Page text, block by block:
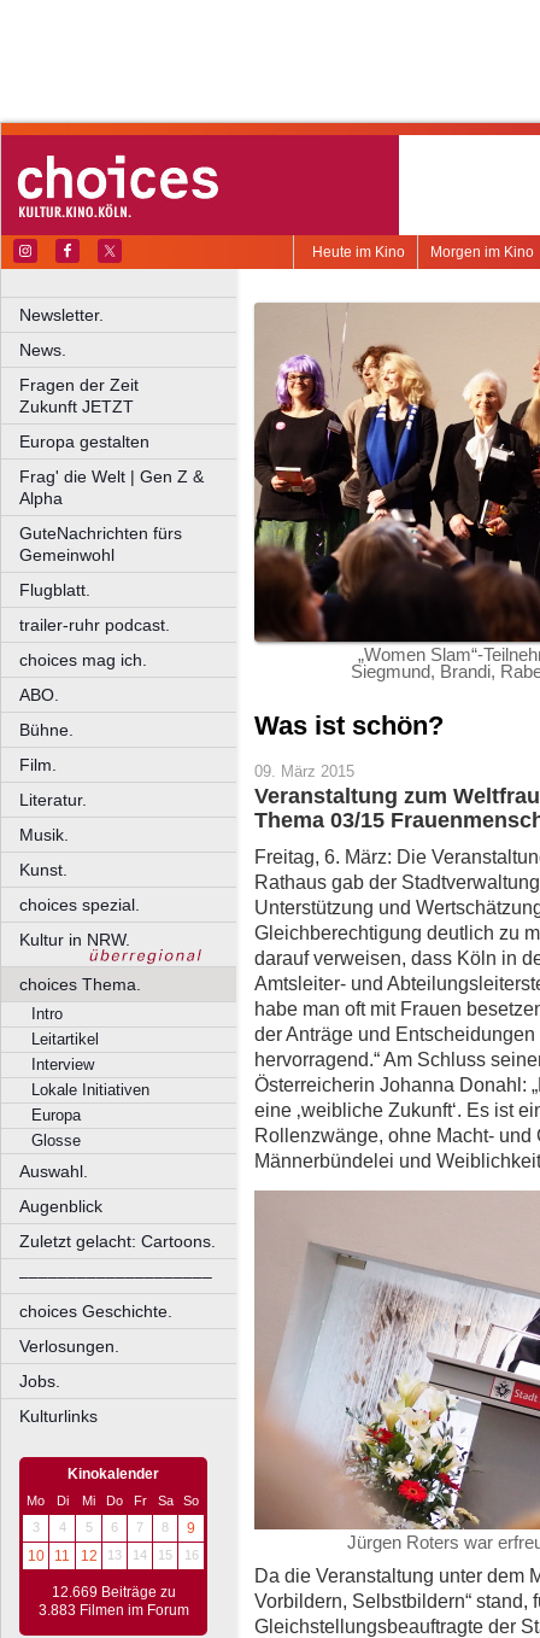
Morgen im Kino
Heute im Kino
Newsletter.
News.
Fragen der Zeit
Zukunft JETZT
Europa gestalten
Frag' die Welt | Gen Z &
Alpha
GuteNachrichten fürs
Gemeinwohl
Flugblatt.
trailer-ruhr podcast.
choices mag ich.
ABO.
Bühne.
Film.
Literatur.
Musik.
Kunst.
choices spezial.
Kultur in NRW.
choices Thema.
Intro
Leitartikel
Interview
Lokale Initiativen
Europa
Glosse
Auswahl.
Augenblick
Zuletzt gelacht: Cartoons.
––––––––––––––––––––
choices Geschichte.
Verlosungen.
Jobs.
Kulturlinks
Kinokalender
Mo Di Mi Do Fr Sa
So
3
4 5 6 7 8
9
10
11 12 13 14 15 16
12.669 Beiträge zu
3.883 Filmen im Forum
„Women Slam“-
Siegmund, Brandi,
Was ist schön?
09. März 2015
Veranstaltung zum
Thema 03/15
Freitag, 6. März: Die
Rathaus gab der
Unterstützung und
Gleichberechtigung deutlich zu
darauf verweisen, dass Köln in
Amtsleiter- und
habe man oft mit Frauen
der Anträge und
hervorragend.“ Am Schluss
Österreicherin Johanna Donahl:
eine ‚weibliche Zukunft‘. Es ist
Rollenzwänge, ohne Macht-
Männerbündelei und
Jürgen Roters war
Da die Veranstaltung unter dem
Vorbildern, Selbstbildern“ stand,
Gleichstellungsbeauftragte der